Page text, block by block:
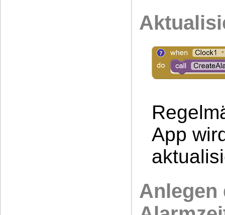
App
Anlegen